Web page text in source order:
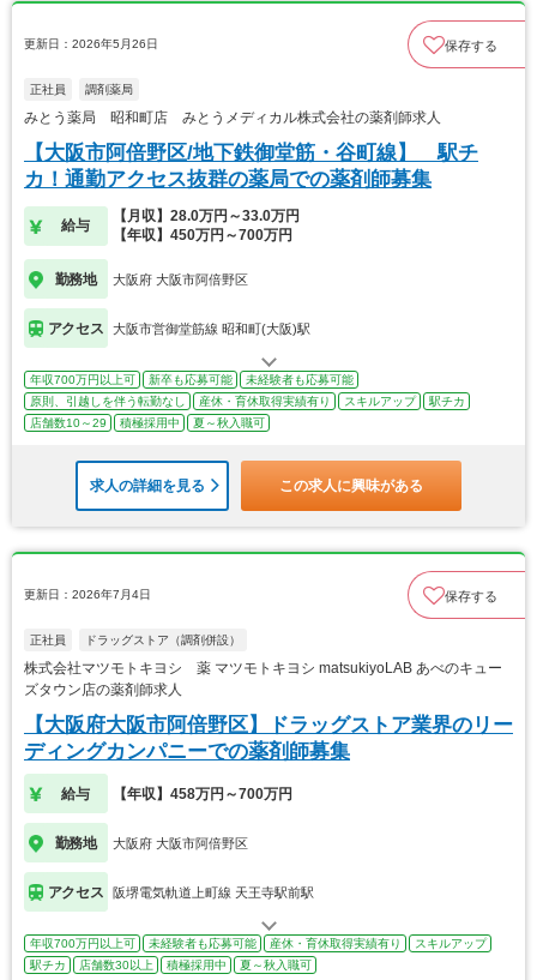
更新日：2026年5月26日 保存する
正社員 調剤薬局
みとう薬局 昭和町店 みとうメディカル株式会社の薬剤師求人
【大阪市阿倍野区/地下鉄御堂筋・谷町線】 駅チ
カ！通勤アクセス抜群の薬局での薬剤師募集
給与
【月収】28.0万円～33.0万円
【年収】450万円～700万円
勤務地 大阪府 大阪市阿倍野区
アクセス 大阪市営御堂筋線 昭和町(大阪)駅
年収700万円以上可 新卒も応募可能
未経験者も応募可能
原則、引越しを伴う転勤なし
産休・育休取得実績有り スキルアップ
駅チカ
店舗数10～29
積極採用中 夏～秋入職可
求人の詳細を見る この求人に興味がある
更新日：2026年7月4日 保存する
正社員 ドラッグストア（調剤併設）
株式会社マツモトキヨシ 薬 マツモトキヨシ matsukiyoLAB あべのキュー
ズタウン店の薬剤師求人
【大阪府大阪市阿倍野区】ドラッグストア業界のリー
ディングカンパニーでの薬剤師募集
給与 【年収】458万円～700万円
勤務地 大阪府 大阪市阿倍野区
アクセス 阪堺電気軌道上町線 天王寺駅前駅
年収700万円以上可 未経験者も応募可能 産休・育休取得実績有り
スキルアップ
駅チカ
店舗数30以上 積極採用中 夏～秋入職可